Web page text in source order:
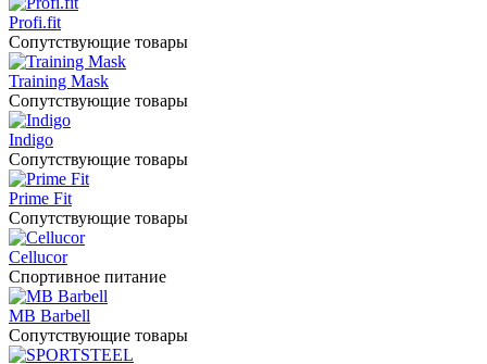
Profi.fit
Сопутствующие товары
Training Mask
Сопутствующие товары
Indigo
Сопутствующие товары
Prime Fit
Сопутствующие товары
Cellucor
Спортивное питание
MB Barbell
Сопутствующие товары